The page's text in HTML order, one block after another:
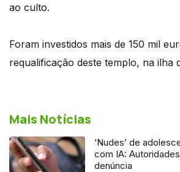
ao culto.
Foram investidos mais de 150 mil
requalificação deste templo, na ilha
Mais Notícias
‘Nudes’ de
com IA:
denúncia